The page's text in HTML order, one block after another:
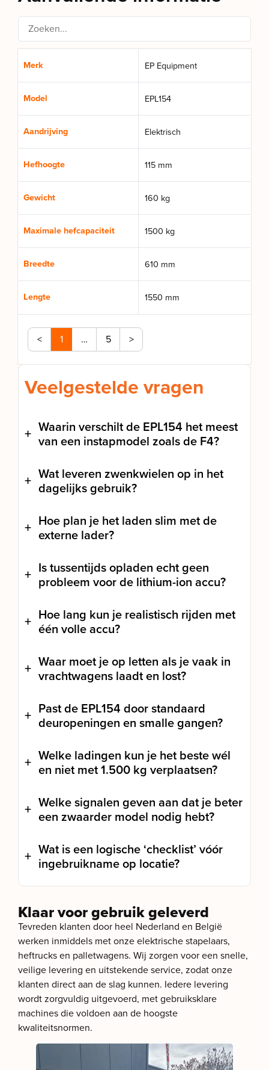
Merk EP Equipment
Model EPL154
Aandrijving Elektrisch
Hefhoogte 115 mm
Gewicht 160 kg
Maximale hefcapaciteit 1500 kg
Breedte 610 mm
Lengte 1550 mm
< 1 … 5 >
Veelgestelde vragen
Waarin verschilt de EPL154 het meest
van een instapmodel zoals de F4?
Wat leveren zwenkwielen op in het
dagelijks gebruik?
Hoe plan je het laden slim met de
externe lader?
Is tussentijds opladen echt geen
probleem voor de lithium-ion accu?
Hoe lang kun je realistisch rijden met
één volle accu?
Waar moet je op letten als je vaak in
vrachtwagens laadt en lost?
Past de EPL154 door standaard
deuropeningen en smalle gangen?
Welke ladingen kun je het beste wél
en niet met 1.500 kg verplaatsen?
Welke signalen geven aan dat je beter
een zwaarder model nodig hebt?
Wat is een logische ‘checklist’ vóór
ingebruikname op locatie?
Klaar voor gebruik geleverd
Tevreden klanten door heel Nederland en België
werken inmiddels met onze elektrische stapelaars,
heftrucks en palletwagens. Wij zorgen voor een snelle,
veilige levering en uitstekende service, zodat onze
klanten direct aan de slag kunnen. Iedere levering
wordt zorgvuldig uitgevoerd, met gebruiksklare
machines die voldoen aan de hoogste
kwaliteitsnormen.